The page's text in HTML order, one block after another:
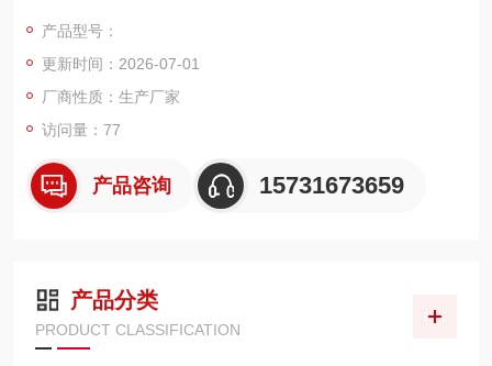
支撑骨架与耐高温密封结构，依托脉冲反吹完成自动自洁，高效
拦截激光高温熔渣、超细金属烟尘，具备阻燃防静电、低运行阻
力、长使用寿命特性。
产品型号：
更新时间：2026-07-01
厂商性质：生产厂家
访问量：77
产品咨询 15731673659
产品分类
PRODUCT CLASSIFICATION